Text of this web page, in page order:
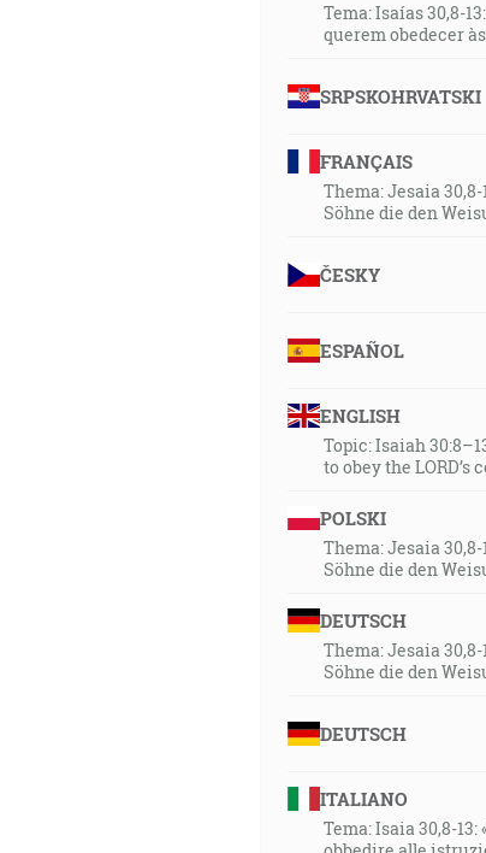
Tema: Isaías 30,8-
querem obedecer
SRPSKOHRVATSKI
FRANÇAIS
Thema: Jesaia
Söhne die den
ČESKY
ESPAÑOL
ENGLISH
Topic: Isaiah
to obey the LORD’s
POLSKI
Thema: Jesaia
Söhne die den
DEUTSCH
Thema: Jesaia
Söhne die den
DEUTSCH
ITALIANO
Tema: Isaia 30,8-